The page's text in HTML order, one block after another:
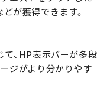
が獲得できます。
、HP表示バーが多段
ジがより分かりやす